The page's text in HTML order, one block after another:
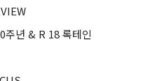
주년 & R 18 록테인